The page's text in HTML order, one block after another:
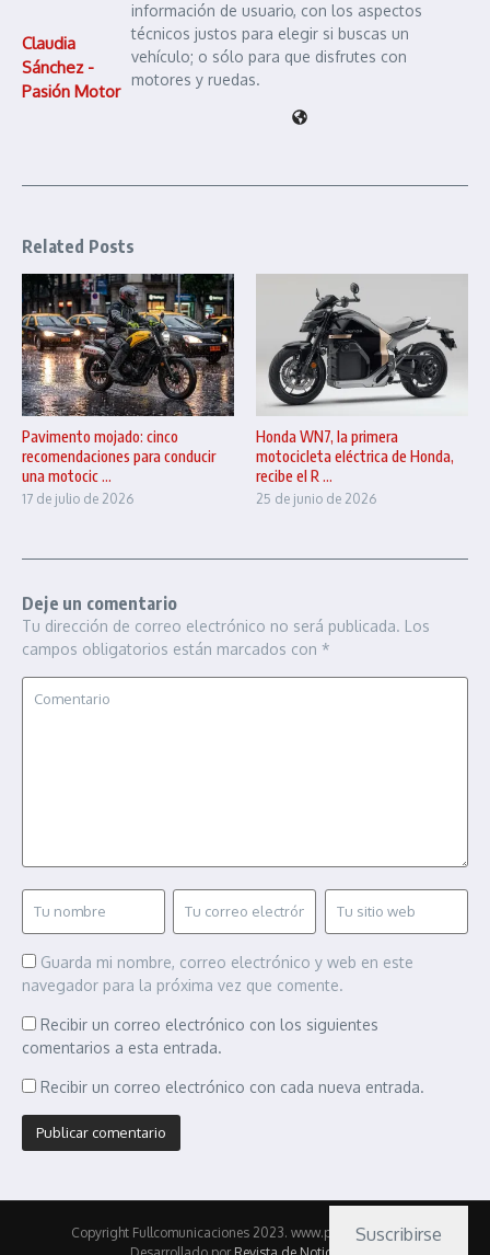
Claudia
Sánchez -
Pasión Motor
información de usuario, con los aspectos
técnicos justos para elegir si buscas un
vehículo; o sólo para que disfrutes con
motores y ruedas.
Related Posts
Pavimento mojado: cinco
recomendaciones para conducir
una motocic ...
17 de julio de 2026
Honda WN7, la primera
motocicleta eléctrica de Honda,
recibe el R ...
25 de junio de 2026
Deje un comentario
Tu dirección de correo electrónico no será publicada. Los
campos obligatorios están marcados con *
Guarda mi nombre, correo electrónico y web en este
navegador para la próxima vez que comente.
Recibir un correo electrónico con los siguientes
comentarios a esta entrada.
Recibir un correo electrónico con cada nueva entrada.
Copyright Fullcomunicaciones 2023. www.pasionmotor.cl |
Suscribirse